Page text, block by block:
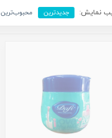
نمایش: جدیدترین محبوب‌ترین